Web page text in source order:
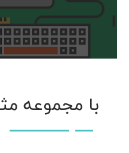
با مجموعه